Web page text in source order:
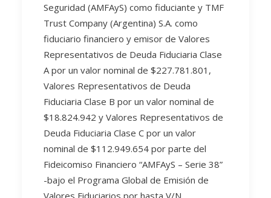
Seguridad (AMFAyS) como fiduciante y TMF
Trust Company (Argentina) S.A. como
fiduciario financiero y emisor de Valores
Representativos de Deuda Fiduciaria Clase
A por un valor nominal de $227.781.801,
Valores Representativos de Deuda
Fiduciaria Clase B por un valor nominal de
$18.824.942 y Valores Representativos de
Deuda Fiduciaria Clase C por un valor
nominal de $112.949.654 por parte del
Fideicomiso Financiero “AMFAyS – Serie 38”
-bajo el Programa Global de Emisión de
Valores Fiduciarios por hasta V/N